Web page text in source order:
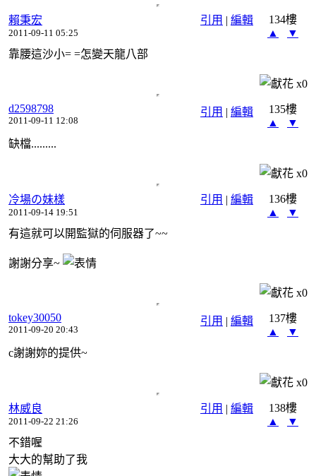
引用 | 編輯
賴秉宏
2011-09-11 05:25
134樓
▲
▼
靠腰這沙小= =怎變天龍八部
x0
引用 | 編輯
d2598798
2011-09-11 12:08
135樓
▲
▼
缺檔.........
x0
引用 | 編輯
冷場の妹樣
2011-09-14 19:51
136樓
▲
▼
有這就可以開監獄的伺服器了~~
謝謝分享~
x0
引用 | 編輯
tokey30050
2011-09-20 20:43
137樓
▲
▼
c謝謝妳的提供~
x0
引用 | 編輯
林威良
2011-09-22 21:26
138樓
▲
▼
不錯喔
大大的幫助了我